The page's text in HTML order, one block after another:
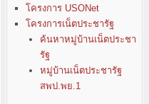
โครงการ USONet
โครงการเน็ตประชารัฐ
ค้นหาหมู่บ้านเน็ตประชา
รัฐ
หมู่บ้านเน็ตประชารัฐ
สพป.พย.1